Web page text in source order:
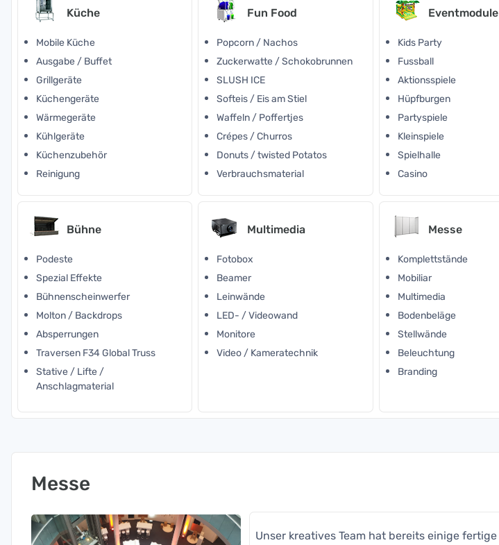
Küche
Mobile Küche
Ausgabe / Buffet
Grillgeräte
Küchengeräte
Wärmegeräte
Kühlgeräte
Küchenzubehör
Reinigung
Fun Food
Popcorn / Nachos
Zuckerwatte / Schokobrunnen
SLUSH ICE
Softeis / Eis am Stiel
Waffeln / Poffertjes
Crépes / Churros
Donuts / twisted Potatos
Verbrauchsmaterial
Eventmodule
Kids Party
Fussball
Aktionsspiele
Hüpfburgen
Partyspiele
Kleinspiele
Spielhalle
Casino
Bühne
Podeste
Spezial Effekte
Bühnenscheinwerfer
Molton / Backdrops
Absperrungen
Traversen F34 Global Truss
Stative / Lifte /
Anschlagmaterial
Multimedia
Fotobox
Beamer
Leinwände
LED- / Videowand
Monitore
Video / Kameratechnik
Messe
Komplettstände
Mobiliar
Multimedia
Bodenbeläge
Stellwände
Beleuchtung
Branding
Messe
Unser kreatives Team hat bereits einige fertige